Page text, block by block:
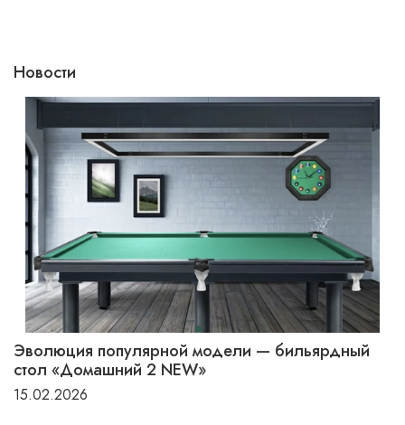
Новости
Эволюция популярной модели — бильярдный
стол «Домашний 2 NEW»
15.02.2026